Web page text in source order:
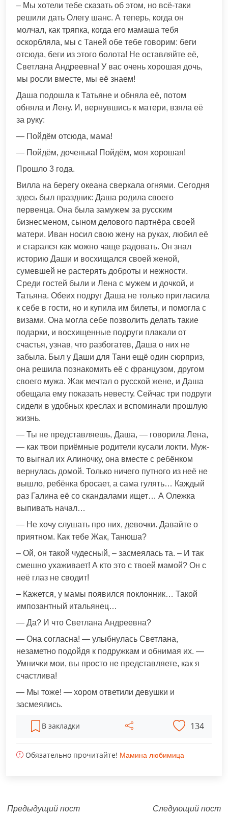
– Мы хотели тебе сказать об этом, но всё-таки
решили дать Олегу шанс. А теперь, когда он
молчал, как тряпка, когда его мамаша тебя
оскорбляла, мы с Таней обе тебе говорим: беги
отсюда, беги из этого болота! Не оставляйте её,
Светлана Андреевна! У вас очень хорошая дочь,
мы росли вместе, мы её знаем!
Даша подошла к Татьяне и обняла её, потом
обняла и Лену. И, вернувшись к матери, взяла её
за руку:
— Пойдём отсюда, мама!
— Пойдём, доченька! Пойдём, моя хорошая!
Прошло 3 года.
Вилла на берегу океана сверкала огнями. Сегодня
здесь был праздник: Даша родила своего
первенца. Она была замужем за русским
бизнесменом, сыном делового партнёра своей
матери. Иван носил свою жену на руках, любил её
и старался как можно чаще радовать. Он знал
историю Даши и восхищался своей женой,
сумевшей не растерять доброты и нежности.
Среди гостей были и Лена с мужем и дочкой, и
Татьяна. Обеих подруг Даша не только пригласила
к себе в гости, но и купила им билеты, и помогла с
визами. Она могла себе позволить делать такие
подарки, и восхищенные подруги плакали от
счастья, узнав, что разбогатев, Даша о них не
забыла. Был у Даши для Тани ещё один сюрприз,
она решила познакомить её с французом, другом
своего мужа. Жак мечтал о русской жене, и Даша
обещала ему показать невесту. Сейчас три подруги
сидели в удобных креслах и вспоминали прошлую
жизнь.
— Ты не представляешь, Даша, — говорила Лена,
— как твои приёмные родители кусали локти. Муж-
то выгнал их Алиночку, она вместе с ребёнком
вернулась домой. Только ничего путного из неё не
вышло, ребёнка бросает, а сама гулять… Каждый
раз Галина её со скандалами ищет… А Олежка
выпивать начал…
— Не хочу слушать про них, девочки. Давайте о
приятном. Как тебе Жак, Танюша?
– Ой, он такой чудесный, – засмеялась та. – И так
смешно ухаживает! А кто это с твоей мамой? Он с
неё глаз не сводит!
– Кажется, у мамы появился поклонник… Такой
импозантный итальянец…
— Да? И что Светлана Андреевна?
— Она согласна! — улыбнулась Светлана,
незаметно подойдя к подружкам и обнимая их. —
Умнички мои, вы просто не представляете, как я
счастлива!
— Мы тоже! — хором ответили девушки и
засмеялись.
В закладки 134
Обязательно прочитайте! Мамина любимица
Предыдущий пост Следующий пост